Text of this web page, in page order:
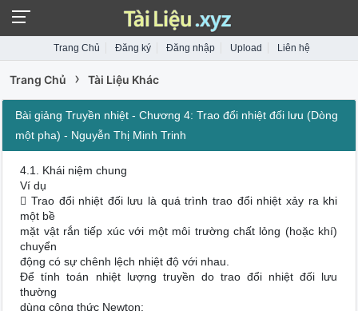
Trang Chủ Đăng ký Đăng nhập Upload Liên hệ
Trang Chủ › Tài Liệu Khác
Bài giảng Truyền nhiệt - Chương 4: Trao đổi nhiệt đối lưu (Dòng
một pha) - Nguyễn Thị Minh Trinh
4.1. Khái niệm chung
Ví dụ
 Trao đổi nhiệt đối lưu là quá trình trao đổi nhiệt xảy ra khi
một bề
mặt vật rắn tiếp xúc với một môi trường chất lỏng (hoặc khí)
chuyển
động có sự chênh lệch nhiệt độ với nhau.
Để tính toán nhiệt lượng truyền do trao đổi nhiệt đối lưu
thường
dùng công thức Newton: